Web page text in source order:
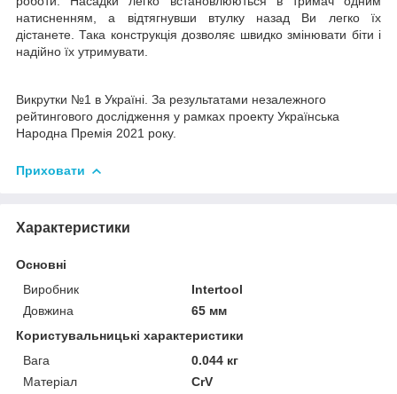
натисненням, а відтягнувши втулку назад Ви легко їх
дістанете. Така конструкція дозволяє швидко змінювати біти і
надійно їх утримувати.
Викрутки №1 в Україні. За результатами незалежного
рейтингового дослідження у рамках проекту Українська
Народна Премія 2021 року.
Приховати
Характеристики
Основні
Виробник
Intertool
Довжина
65 мм
Користувальницькі характеристики
Вага
0.044 кг
Матеріал
CrV